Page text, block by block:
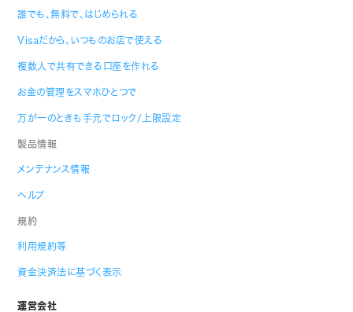
誰でも、無料で、はじめられる
Visaだから、いつものお店で使える
複数人で共有できる口座を作れる
お金の管理をスマホひとつで
万が一のときも手元でロック/上限設定
製品情報
メンテナンス情報
ヘルプ
規約
利用規約等
資金決済法に基づく表示
運営会社